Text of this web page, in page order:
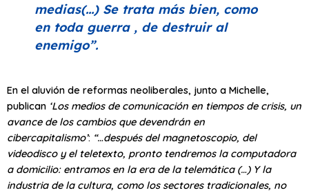
medias(…) Se trata más bien, como
en toda guerra , de destruir al
enemigo”.
En el aluvión de reformas neoliberales, junto a Michelle,
publican ‘Los medios de comunicación en tiempos de crisis, un
avance de los cambios que devendrán en
cibercapitalismo’: “…después del magnetoscopio, del
videodisco y el teletexto, pronto tendremos la computadora
a domicilio: entramos en la era de la telemática (…) Y la
industria de la cultura, como los sectores tradicionales, no